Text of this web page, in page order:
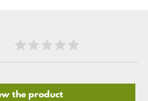
the product